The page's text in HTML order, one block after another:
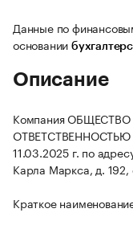
Данные по
основании
Описание
Компания
ОТВЕТСТВЕННОСТЬЮ
11.03.2025 г. по
Карла Маркса, д.
Краткое